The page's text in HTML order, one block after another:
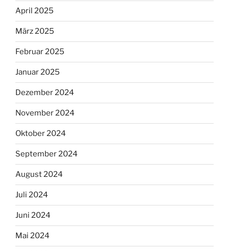
April 2025
März 2025
Februar 2025
Januar 2025
Dezember 2024
November 2024
Oktober 2024
September 2024
August 2024
Juli 2024
Juni 2024
Mai 2024